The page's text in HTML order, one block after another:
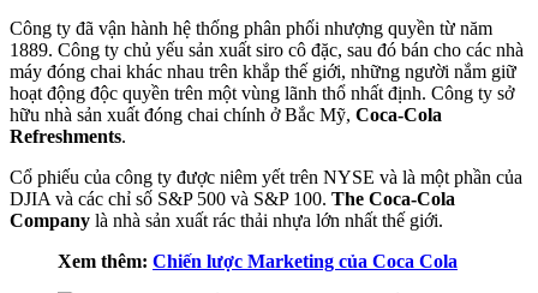
Công ty đã vận hành hệ thống phân phối nhượng quyền từ năm
1889. Công ty chủ yếu sản xuất siro cô đặc, sau đó bán cho các nhà
máy đóng chai khác nhau trên khắp thế giới, những người nắm giữ
hoạt động độc quyền trên một vùng lãnh thổ nhất định. Công ty sở
hữu nhà sản xuất đóng chai chính ở Bắc Mỹ, Coca-Cola
Refreshments.
Cổ phiếu của công ty được niêm yết trên NYSE và là một phần của
DJIA và các chỉ số S&P 500 và S&P 100. The Coca-Cola
Company là nhà sản xuất rác thải nhựa lớn nhất thế giới.
Xem thêm: Chiến lược Marketing của Coca Cola